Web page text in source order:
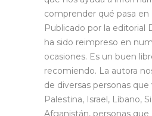
comprender qué pasa en
Publicado por la editorial
ha sido reimpreso en
ocasiones. Es un buen
recomiendo. La autora
de diversas personas que
Palestina, Israel, Líbano,
Afganistán, personas